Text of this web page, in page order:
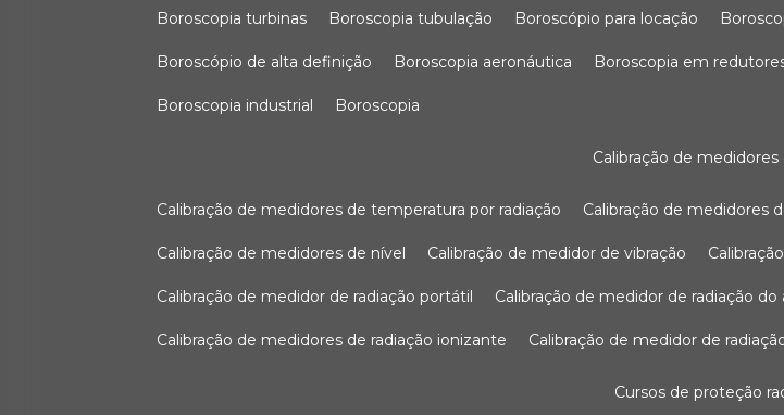
boroscopia turbinas boroscopia tubulação boroscópio para locação
boroscópio de alta definição boroscopia aeronáutica boroscopia em
boroscopia industrial boroscopia
calibração de
calibração de medidores de temperatura por radiação calibração de medidores
calibração de medidores de nível calibração de medidor de vibração
calibração de medidor de radiação portátil calibração de medidor de radiação
calibração de medidores de radiação ionizante calibração de medidor de
cursos de proteção